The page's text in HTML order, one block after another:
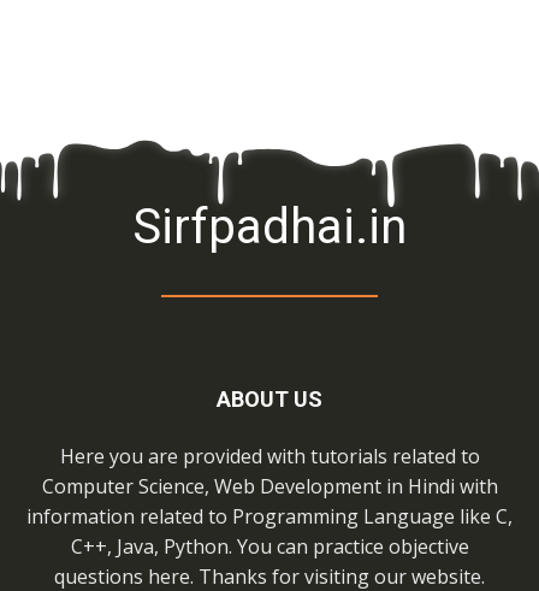
Sirfpadhai.in
ABOUT US
Here you are provided with tutorials related to
Computer Science, Web Development in Hindi with
information related to Programming Language like C,
C++, Java, Python. You can practice objective
questions here. Thanks for visiting our website.